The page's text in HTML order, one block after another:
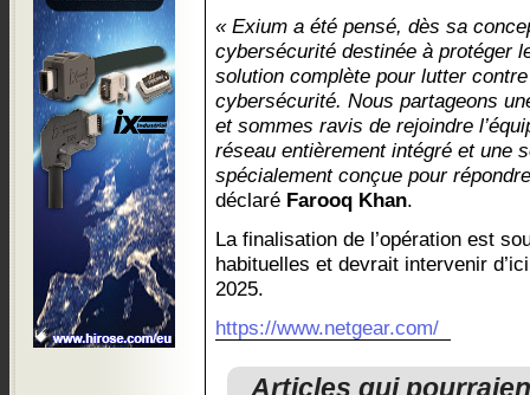
« Exium a été pensé, dès sa
cybersécurité destinée à protéger
solution complète pour lutter
cybersécurité. Nous partageons
et sommes ravis de rejoindre
réseau entièrement intégré et une
spécialement conçue pour
déclaré Farooq Khan.
La finalisation de l’opération est
habituelles et devrait intervenir
2025.
https://www.netgear.com/
Articles qui